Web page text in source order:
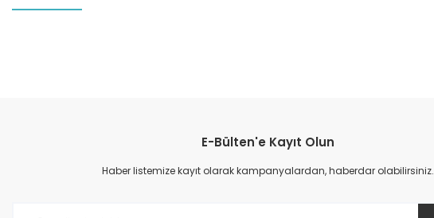
Ürün resmi kalitesiz, bozuk veya görüntülenemiyor.
Ürün açıklamasında eksik bilgiler bulunuyor.
E-Bülten'e Kayıt Olun
Haber listemize kayıt olarak kampanyalardan, haberdar olabilirsiniz.